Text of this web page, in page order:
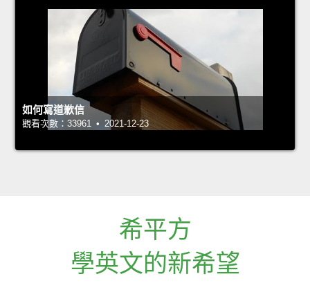
如何寫道歉信
觀看次數：33961 • 2021-12-23
希平方
學英文的新希望